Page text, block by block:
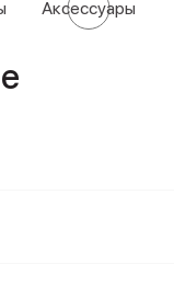
Аксессуары